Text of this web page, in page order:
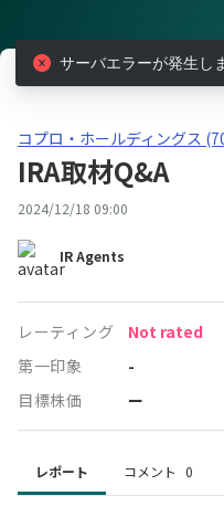
レポート
コプロ・ホールディングス
コプロ・ホールディングス
IRA取材Q&A
2024/12/18 09:00
IR Agents
レーティング
Not rated
第一印象
-
目標株価 ー
レポート コメント 0
サーバエラーが発生し